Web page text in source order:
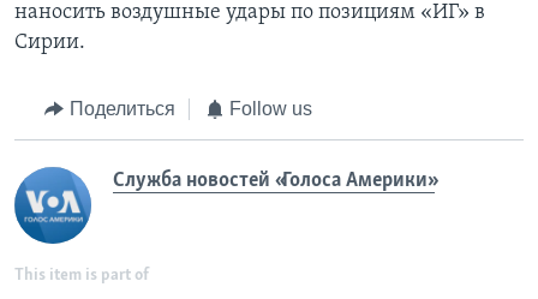
наносить воздушные удары по позициям «ИГ» в
Сирии.
Поделиться Follow us
Служба новостей «Голоса Америки»
This item is part of